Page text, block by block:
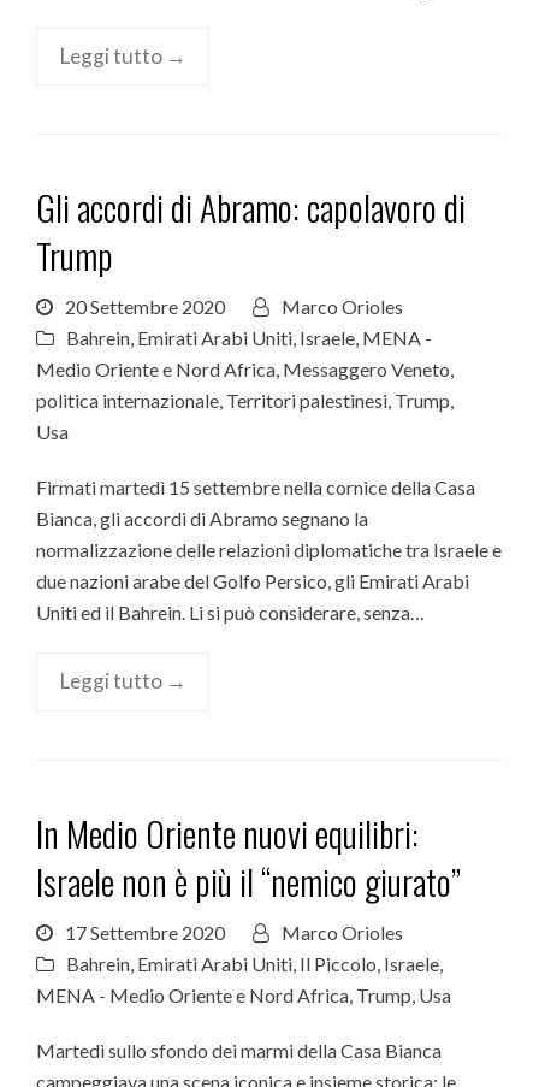
Leggi tutto →
Gli accordi di Abramo: capolavoro di
Trump
20 Settembre 2020
Marco Orioles
Bahrein, Emirati Arabi Uniti, Israele, MENA -
Medio Oriente e Nord Africa, Messaggero Veneto,
politica internazionale, Territori palestinesi, Trump,
Usa
Firmati martedì 15 settembre nella cornice della Casa
Bianca, gli accordi di Abramo segnano la
normalizzazione delle relazioni diplomatiche tra Israele e
due nazioni arabe del Golfo Persico, gli Emirati Arabi
Uniti ed il Bahrein. Li si può considerare, senza…
Leggi tutto →
In Medio Oriente nuovi equilibri:
Israele non è più il “nemico giurato”
17 Settembre 2020
Marco Orioles
Bahrein Emirati Arabi Uniti Il Piccolo Israele
MENA - Medio Oriente e Nord Africa Trump Usa
Martedì sullo sfondo dei marmi della Casa Bianca
campeggiava una scena iconica e insieme storica: le